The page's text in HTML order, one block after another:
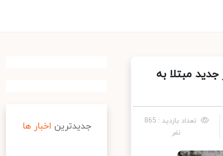
از ۵ هزار بیمار جدید مبتلا به
تعداد بازدید : 865
نفر
جدیدترین اخبار ها